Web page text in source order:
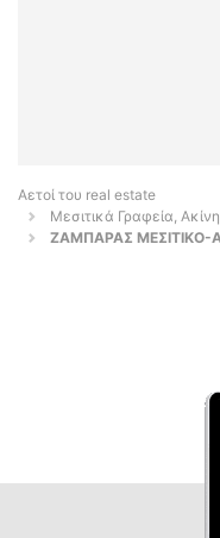
Αετοί του real estate
Μεσιτικά Γραφεία,
ΖΑΜΠΑΡΑΣ ΜΕΣΙΤΙΚΟ-